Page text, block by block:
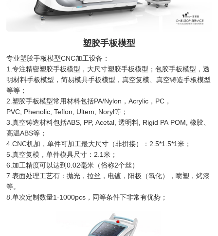
塑胶手板模型
专业塑胶手板模型CNC加工设备：
1.专注精密塑胶手板模型，大尺寸塑胶手板模型；包胶手板模型，透
明材料手板模型，简易模具手板模型，真空复模、真空铸造手板模型
等等；
2.塑胶手板模型常用材料包括PA/Nylon，Acrylic，PC，
PVC, Phenolic, Teflon, Ultem, Noryl等；
3.真空铸造材料包括ABS, PP, Acetal, 透明料, Rigid PA POM, 橡胶、
高温ABS等；
4.CNC机加，单件可加工最大尺寸（非拼接）：2.5*1.5*1米；
5.真空复模，单件模具尺寸：2.1米；
6.加工精度可以达到0.02毫米（俗称2个丝）
7.表面处理工艺有：抛光，拉丝，电镀，阳极（氧化），喷塑，烤漆
等。
8.单次定制数量1-1000pcs，同等条件下非常有优势；